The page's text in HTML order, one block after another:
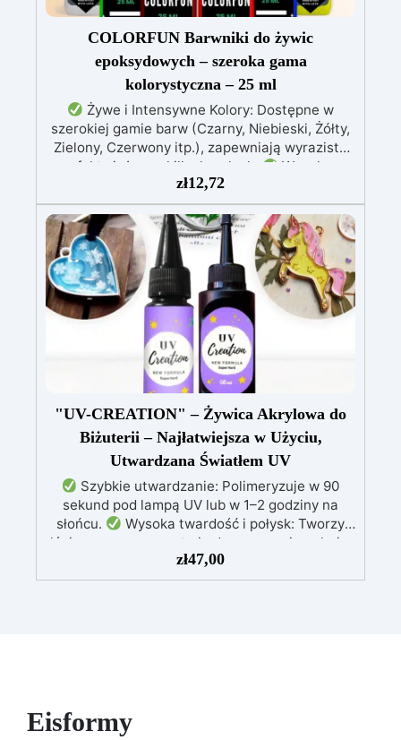
COLORFUN Barwniki do żywic
epoksydowych – szeroka gama
kolorystyczna – 25 ml
Żywe i Intensywne Kolory: Dostępne w
szerokiej gamie barw (Czarny, Niebieski, Żółty,
Zielony, Czerwony itp.), zapewniają wyraziste
efekty już przy kilku kroplach.
Wysoka
Koncentracja: Możliwość regulacji
przezroczystości – od delikatnego odcienia po
intensywne krycie, zależnie od stężenia (0,01%
– 5%).
Łatwość Użycia: Dodaj do
komponentu A żywicy i mieszaj, aż uzyskasz
pożądany kolor; mieszaj kolory, aby stworzyć
unikalne odcienie.
Kompatybilność z
Żywicami Epoksydowymi i Akrylowymi:
Opracowana specjalnie do żywic epoksydowych
Niekompatybilna z Żywicami
Poliuretanowymi: Używaj wyłącznie z żywicami
epoksydowymi i akrylowymi – nie nadaje się do
żywic poliuretanowych Resin Pro.
zł12,72
"UV-CREATION" – Żywica Akrylowa do
Biżuterii – Najłatwiejsza w Użyciu,
Utwardzana Światłem UV
Szybkie utwardzanie: Polimeryzuje w 90
sekund pod lampą UV lub w 1–2 godziny na
słońcu.
Wysoka twardość i połysk: Tworzy
Łatwość użycia: Nie wymaga katalizatora –
wystarczy nałożyć, a utwardza się natychmiast.
zł47,00
Eisformy